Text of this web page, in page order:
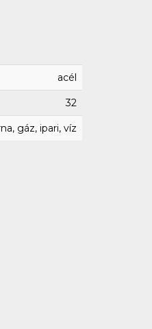
acél
32
gáz, ipari, víz